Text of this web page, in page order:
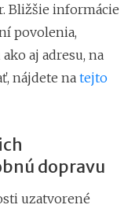
Bližšie informácie
povolenia,
aj adresu, na
nájdete na tejto
dopravu
uzatvorené